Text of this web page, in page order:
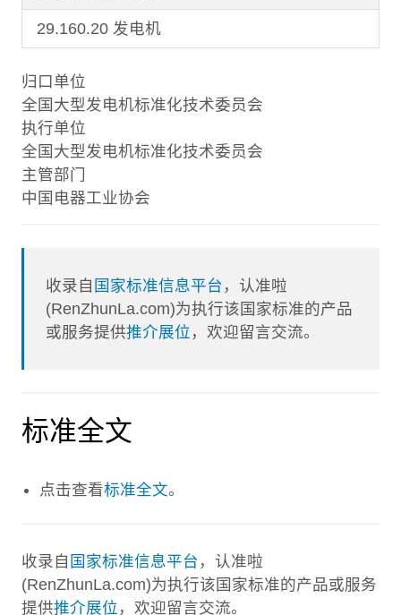
29.160.20 发电机
归口单位
全国大型发电机标准化技术委员会
执行单位
全国大型发电机标准化技术委员会
主管部门
中国电器工业协会
收录自 国家标准信息平台 ，认准啦
(RenZhunLa.com)为执行该国家标准的产品
或服务提供推介展位 ，欢迎留言交流。
标准全文
点击查看标准全文。
收录自 国家标准信息平台 ，认准啦
(RenZhunLa.com)为执行该国家标准的产品或服务
提供推介展位 ，欢迎留言交流。